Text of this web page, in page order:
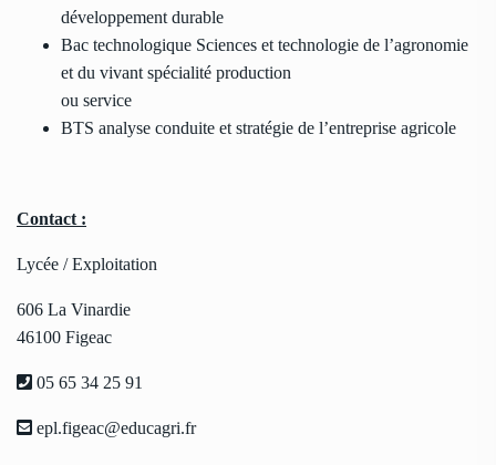
développement durable
Bac technologique Sciences et technologie de l’agronomie
et du vivant spécialité production
ou service
BTS analyse conduite et stratégie de l’entreprise agricole
Contact :
Lycée / Exploitation
606 La Vinardie
46100 Figeac
05 65 34 25 91
epl.figeac@educagri.fr